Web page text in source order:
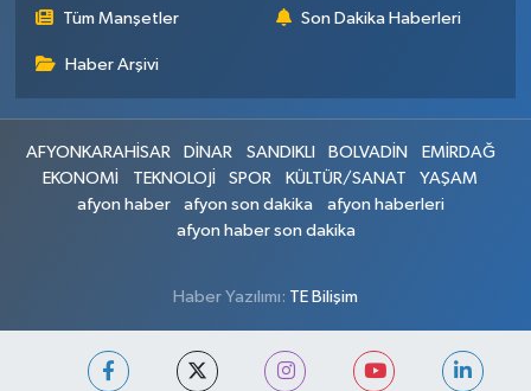
Tüm Manşetler Son Dakika Haberleri
Haber Arşivi
AFYONKARAHİSAR DİNAR SANDIKLI BOLVADİN
EMİRDAĞ
EKONOMİ
TEKNOLOJİ SPOR KÜLTÜR/SANAT
YAŞAM
afyon haber
afyon son dakika
afyon haberleri
afyon haber son dakika
Haber Yazılımı: TE Bilişim